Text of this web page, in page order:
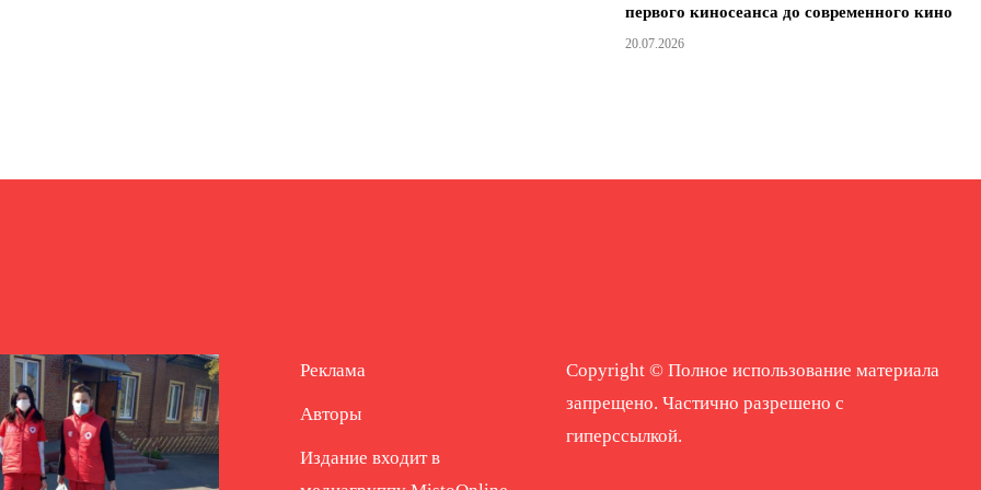
первого киносеанса до современного кино
20.07.2026
Реклама
Авторы
Издание входит в
Copyright © Полное использование материала
запрещено. Частично разрешено с
гиперссылкой.